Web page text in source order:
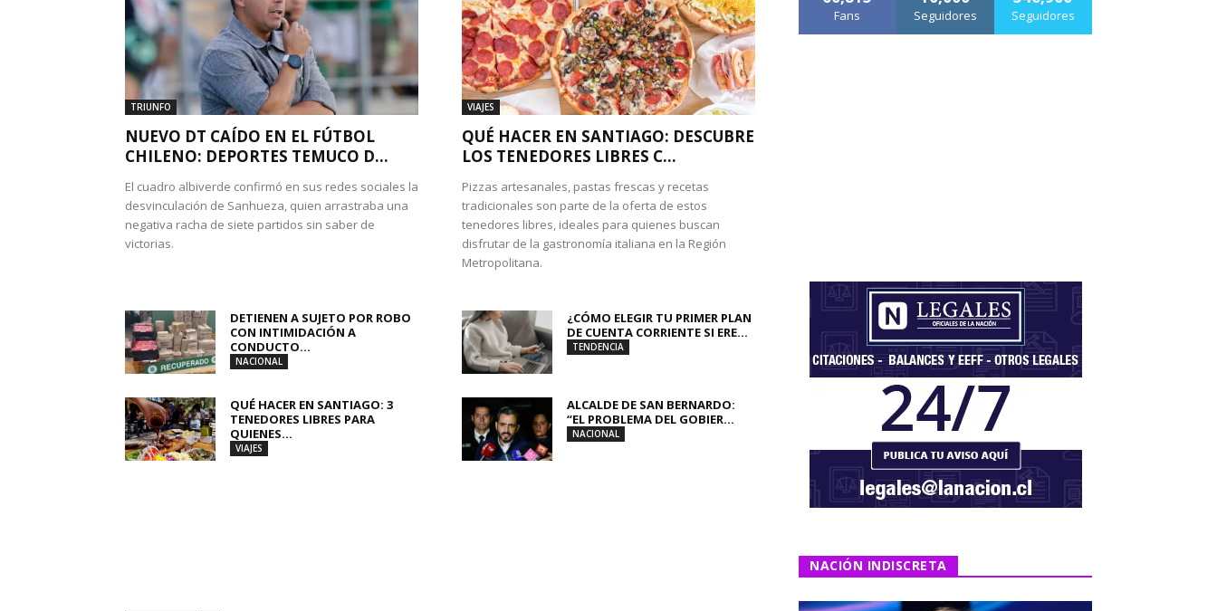
TRIUNFO
NUEVO DT CAÍDO EN EL FÚTBOL
CHILENO: DEPORTES TEMUCO D...
El cuadro albiverde confirmó en sus redes sociales la
desvinculación de Sanhueza, quien arrastraba una
negativa racha de siete partidos sin saber de
victorias.
VIAJES
QUÉ HACER EN SANTIAGO: DESCUBRE
LOS TENEDORES LIBRES C...
Pizzas artesanales, pastas frescas y recetas
tradicionales son parte de la oferta de estos
tenedores libres, ideales para quienes buscan
disfrutar de la gastronomía italiana en la Región
Metropolitana.
DETIENEN A SUJETO POR ROBO
CON INTIMIDACIÓN A
CONDUCTO...
NACIONAL
¿CÓMO ELEGIR TU PRIMER PLAN
DE CUENTA CORRIENTE SI ERE...
TENDENCIA
QUÉ HACER EN SANTIAGO: 3
TENEDORES LIBRES PARA
QUIENES...
VIAJES
ALCALDE DE SAN BERNARDO:
“EL PROBLEMA DEL GOBIER...
NACIONAL
Fans Seguidores Seguidores
NACIÓN INDISCRETA